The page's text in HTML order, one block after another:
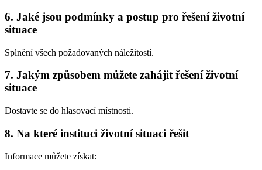
6. Jaké jsou podmínky a postup pro řešení životní
situace
Splnění všech požadovaných náležitostí.
7. Jakým způsobem můžete zahájit řešení životní
situace
Dostavte se do hlasovací místnosti.
8. Na které instituci životní situaci řešit
Informace můžete získat: